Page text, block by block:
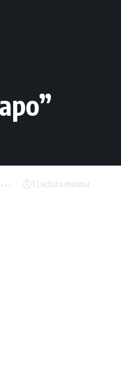
1 Lectura mínima